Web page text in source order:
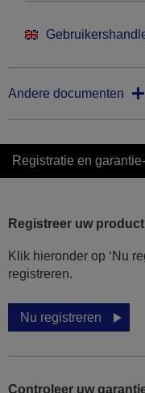
Andere documenten
Registratie en
Registreer uw product
Klik hieronder op ‘Nu
registreren.
Nu registreren
Controleer uw